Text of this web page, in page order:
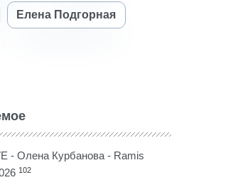
Елена Подгорная
- Олена Курбанова - Ramis
102